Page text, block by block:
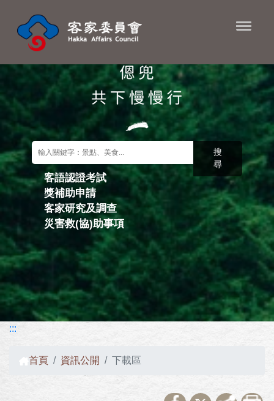
關鍵字搜尋
客語認證考試
獎補助申請
客家研究及調查
災害救(協)助事項
搜
尋
:::
首頁 資訊公開 下載區